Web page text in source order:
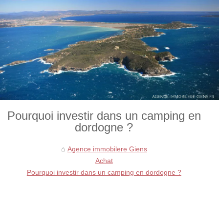
Pourquoi investir dans un camping en
dordogne ?
Agence immobilere Giens
Achat
Pourquoi investir dans un camping en dordogne ?